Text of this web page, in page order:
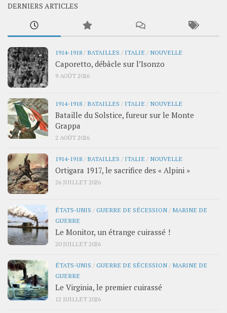
DERNIERS ARTICLES
1914-1918 / BATAILLES / ITALIE / NOUVELLE
Caporetto, débâcle sur l’Isonzo
9 AOÛT 2026
1914-1918 / BATAILLES / ITALIE / NOUVELLE
Bataille du Solstice, fureur sur le Monte
Grappa
2 AOÛT 2026
1914-1918 / BATAILLES / ITALIE / NOUVELLE
Ortigara 1917, le sacrifice des « Alpini »
26 JUILLET 2026
ÉTATS-UNIS /GUERRE DE SÉCESSION / MARINE DE
GUERRE
Le Monitor, un étrange cuirassé !
20 JUILLET 2026
ÉTATS-UNIS /GUERRE DE SÉCESSION / MARINE DE
GUERRE
Le Virginia, le premier cuirassé
12 JUILLET 2026